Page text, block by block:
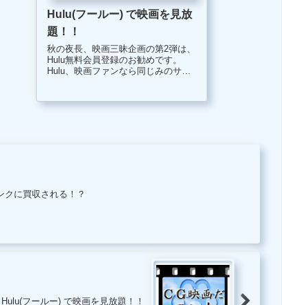
Hulu(フールー) で映画を見放
題！！
秋の夜長、映画三昧企画の第2弾は、
Hulu無料会員登録のお勧めです。
Hulu、映画ファンなら同じみのサー
ないです。 今ならHulu「2週間無
クに買収される！？
Hulu(フールー) で映画を見放題！！